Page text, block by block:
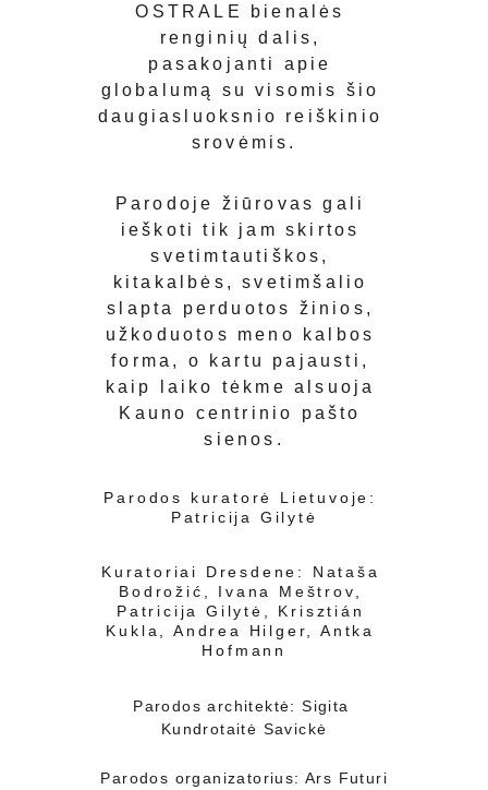
OSTRALE bienalės
renginių dalis,
pasakojanti apie
globalumą su visomis šio
daugiasluoksnio reiškinio
srovėmis.
Parodoje žiūrovas gali
ieškoti tik jam skirtos
svetimtautiškos,
kitakalbės, svetimšalio
slapta perduotos žinios,
užkoduotos meno kalbos
forma, o kartu pajausti,
kaip laiko tėkme alsuoja
Kauno centrinio pašto
sienos.
Parodos kuratorė Lietuvoje:
Patricija Gilytė
Kuratoriai Dresdene: Nataša
Bodrožić, Ivana Meštrov,
Patricija Gilytė, Krisztián
Kukla, Andrea Hilger, Antka
Hofmann
Parodos architektė: Sigita
Kundrotaitė Savickė
Parodos organizatorius: Ars Futuri